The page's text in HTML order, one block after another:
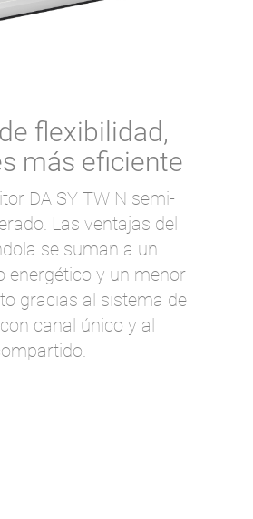
flexibilidad,
más eficiente
DAISY TWIN semi-
Las ventajas del
se suman a un
energético y un menor
gracias al sistema de
canal único y al